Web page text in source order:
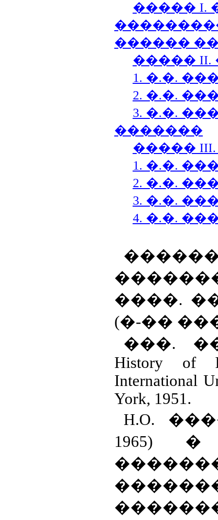
����� I.
������
�����
1. �.�.
2. �.�.
3. �.�.
�������
�����
1. �.�.
2. �.�.
3. �.�.
4. �.�.
����.
(�-��
���.
History of
International
York, 1951.
H.O.
1965)